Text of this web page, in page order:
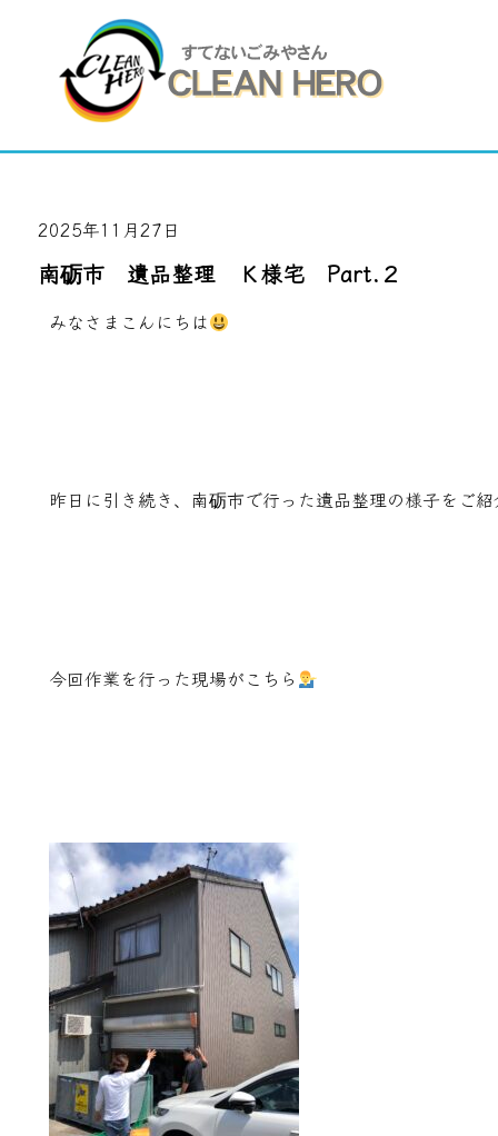
2025年11月27日
南砺市 遺品整理 Ｋ様宅 Part.２
みなさまこんにちは
昨日に引き続き、南砺市で行った遺品整理の様子をご
今回作業を行った現場がこちら